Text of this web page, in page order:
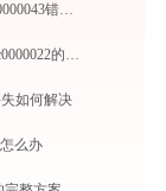
腾讯手游助手市场打开AppMarket.exe提示0xc0000043错误码怎么办
adobe相关 AdobeGCClient.exe运行错误提示0xc0000022的解决办法
如何解决
么办